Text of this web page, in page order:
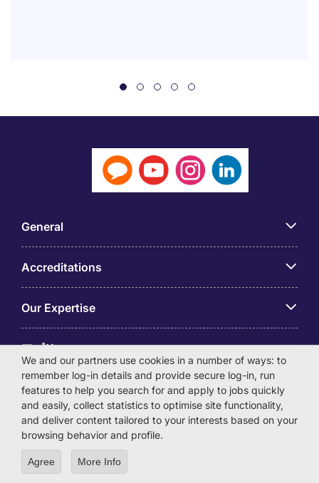
General
Accreditations
Our Expertise
アプリ
Employer Centre
© Michael Page International (Japan) K.K. Corporation
We and our partners use cookies in a number of ways: to
remember log-in details and provide secure log-in, run
features to help you search for and apply to jobs quickly
and easily, collect statistics to optimise site functionality,
and deliver content tailored to your interests based on your
browsing behavior and profile.
Agree More Info